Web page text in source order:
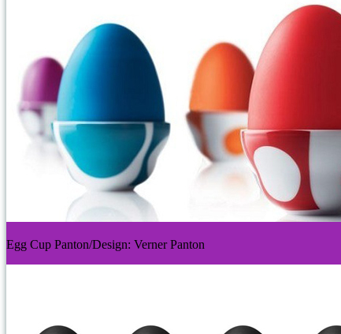
Egg Cup Panton/Design: Verner Panton